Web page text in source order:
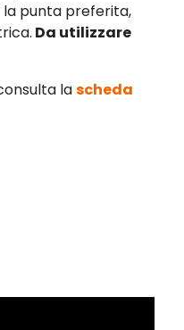
punta preferita,
Da utilizzare
lascheda